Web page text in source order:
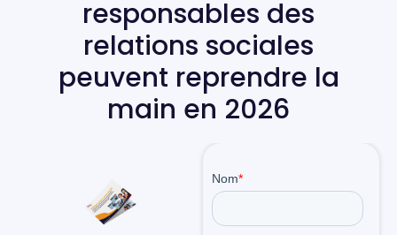
responsables des
relations sociales
peuvent reprendre la
main en 2026